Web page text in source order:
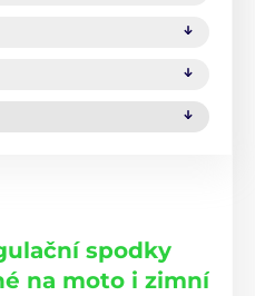
spodky
na moto i zimní